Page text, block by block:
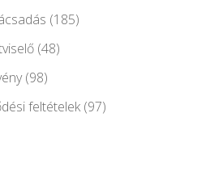
(185)
(48)
(98)
feltételek(97)